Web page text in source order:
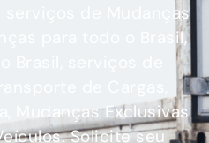
serviços de Mudanças
para todo o Brasil,
Brasil, serviços de
de Cargas,
Mudanças Exclusivas
Solicite seu